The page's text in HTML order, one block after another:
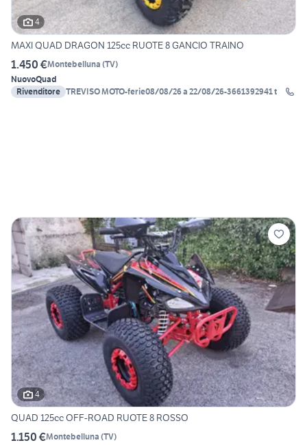
4
MAXI QUAD DRAGON 125cc RUOTE 8 GANCIO TRAINO
1.450 €Montebelluna (TV)
NuovoQuad
Rivenditore TREVISO MOTO-ferie08/08/26 a 22/08/26-3661392941 t
4
QUAD 125cc OFF-ROAD RUOTE 8 ROSSO
1.150 €Montebelluna (TV)